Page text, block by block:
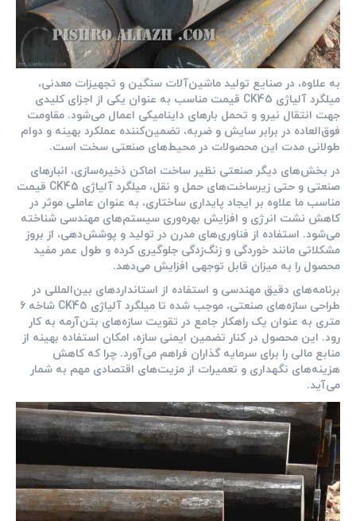
به علاوه، در صنایع تولید ماشین‌آلات سنگین و تجهیزات معدنی،
میلگرد آلیاژی CK45 قیمت مناسب به عنوان یکی از اجزای کلیدی
جهت انتقال نیرو و تحمل بارهای داینامیکی اعمال می‌شود. مقاومت
فوق‌العاده در برابر سایش و ضربه، تضمین‌کننده عملکرد بهینه و دوام
طولانی مدت این محصولات در محیط‌های صنعتی سخت است.
در بخش‌های دیگر صنعتی نظیر ساخت اماکن ذخیره‌سازی، انبارهای
صنعتی و حتی زیرساخت‌های حمل و نقل، میلگرد آلیاژی CK45 قیمت
مناسب ما علاوه بر ایجاد پایداری ساختاری، به عنوان عاملی موثر در
کاهش نشت انرژی و افزایش بهره‌وری سیستم‌های مهندسی شناخته
می‌شود. استفاده از فناوری‌های مدرن در تولید و پوشش‌دهی، از بروز
مشکلاتی مانند خوردگی و زنگ‌زدگی جلوگیری کرده و طول عمر مفید
محصول را به میزان قابل توجهی افزایش می‌دهد.
برنامه‌های دقیق مهندسی و استفاده از استانداردهای بین‌المللی در
طراحی سازه‌های صنعتی، موجب شده تا میلگرد آلیاژی CK45 شاخه 6
متری به عنوان یک راهکار جامع در تقویت سازه‌های بتن‌آرمه به کار
رود. این محصول در کنار تضمین ایمنی سازه، امکان استفاده بهینه از
منابع مالی را برای سرمایه گذاران فراهم می‌آورد. چرا که کاهش
هزینه‌های نگهداری و تعمیرات از مزیت‌های اقتصادی مهم به شمار
می‌آید.